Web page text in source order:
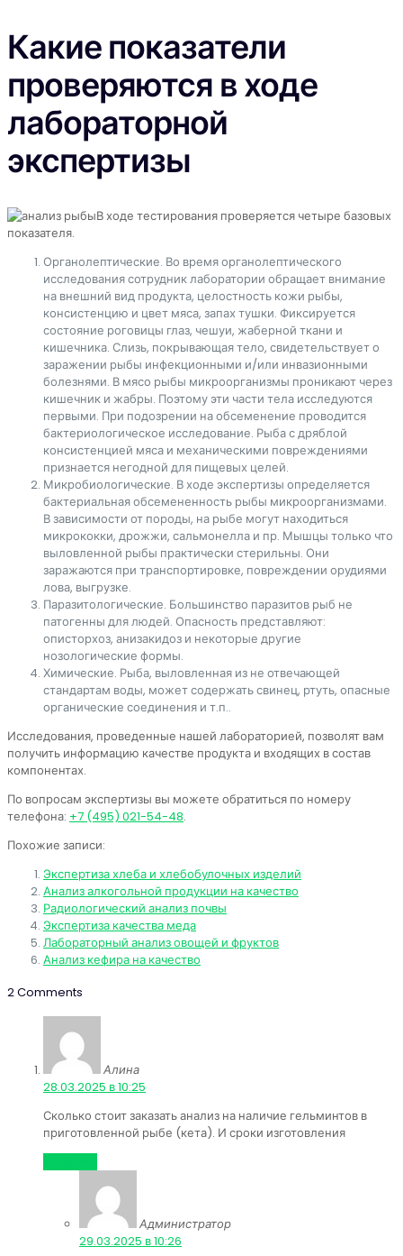
Какие показатели
проверяются в ходе
лабораторной
экспертизы
В ходе тестирования проверяется четыре базовых
показателя.
Органолептические. Во время органолептического
исследования сотрудник лаборатории обращает внимание
на внешний вид продукта, целостность кожи рыбы,
консистенцию и цвет мяса, запах тушки. Фиксируется
состояние роговицы глаз, чешуи, жаберной ткани и
кишечника. Слизь, покрывающая тело, свидетельствует о
заражении рыбы инфекционными и/или инвазионными
болезнями. В мясо рыбы микроорганизмы проникают через
кишечник и жабры. Поэтому эти части тела исследуются
первыми. При подозрении на обсеменение проводится
бактериологическое исследование. Рыба с дряблой
консистенцией мяса и механическими повреждениями
признается негодной для пищевых целей.
Микробиологические. В ходе экспертизы определяется
бактериальная обсемененность рыбы микроорганизмами.
В зависимости от породы, на рыбе могут находиться
микрококки, дрожжи, сальмонелла и пр. Мышцы только что
выловленной рыбы практически стерильны. Они
заражаются при транспортировке, повреждении орудиями
лова, выгрузке.
Паразитологические. Большинство паразитов рыб не
патогенны для людей. Опасность представляют:
описторхоз, анизакидоз и некоторые другие
нозологические формы.
Химические. Рыба, выловленная из не отвечающей
стандартам воды, может содержать свинец, ртуть, опасные
органические соединения и т.п..
Исследования, проведенные нашей лабораторией, позволят вам
получить информацию качестве продукта и входящих в состав
компонентах.
По вопросам экспертизы вы можете обратиться по номеру
телефона: +7 (495) 021-54-48.
Похожие записи:
Экспертиза хлеба и хлебобулочных изделий
Анализ алкогольной продукции на качество
Радиологический анализ почвы
Экспертиза качества меда
Лабораторный анализ овощей и фруктов
Анализ кефира на качество
2 Comments
Алина
28.03.2025 в 10:25
Сколько стоит заказать анализ на наличие гельминтов в
приготовленной рыбе (кета). И сроки изготовления
Администратор
29.03.2025 в 10:26